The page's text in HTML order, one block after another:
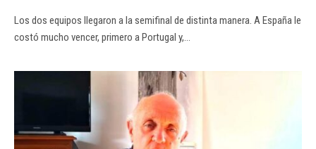
Los dos equipos llegaron a la semifinal de distinta manera. A España le
costó mucho vencer, primero a Portugal y,…